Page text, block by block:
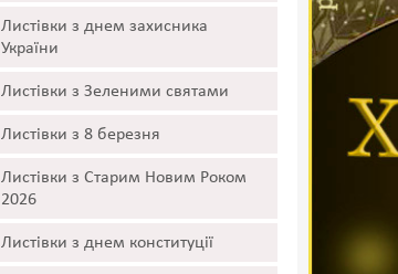
Листівки з днем захисника
України
Листівки з Зеленими святами
Листівки з 8 березня
Листівки з Старим Новим Роком
2026
Листівки з днем конституції